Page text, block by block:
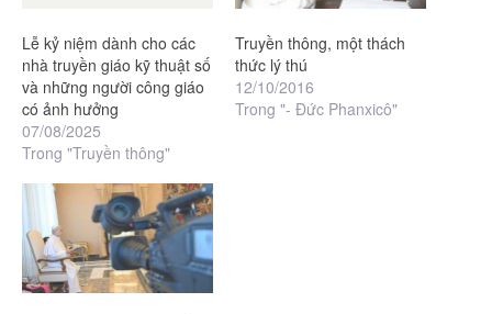
Lễ kỷ niệm dành cho các
nhà truyền giáo kỹ thuật số
và những người công giáo
có ảnh hưởng
07/08/2025
Trong "Truyền thông"
Truyền thông, một thách
thức lý thú
12/10/2016
Trong "- Đức Phanxicô"